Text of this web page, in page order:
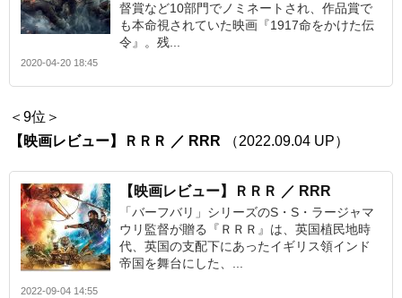
督賞など10部門でノミネートされ、作品賞で
も本命視されていた映画『1917命をかけた伝
令』。残...
2020-04-20 18:45
＜9位＞
【映画レビュー】ＲＲＲ ／ RRR （2022.09.04 UP）
【映画レビュー】ＲＲＲ ／ RRR
「バーフバリ」シリーズのS・S・ラージャマ
ウリ監督が贈る『ＲＲＲ』は、英国植民地時
代、英国の支配下にあったイギリス領インド
帝国を舞台にした、...
2022-09-04 14:55